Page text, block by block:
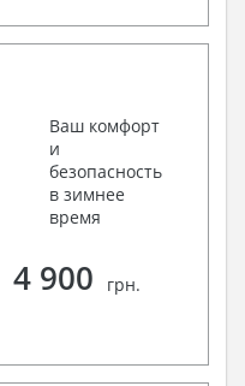
Ваш комфорт
и
безопасность
в зимнее
время
4 900 грн.